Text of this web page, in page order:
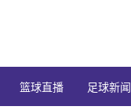
篮球直播 足球新闻